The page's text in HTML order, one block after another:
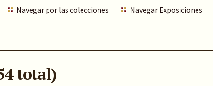
Navegar por las colecciones Navegar Exposiciones
total)